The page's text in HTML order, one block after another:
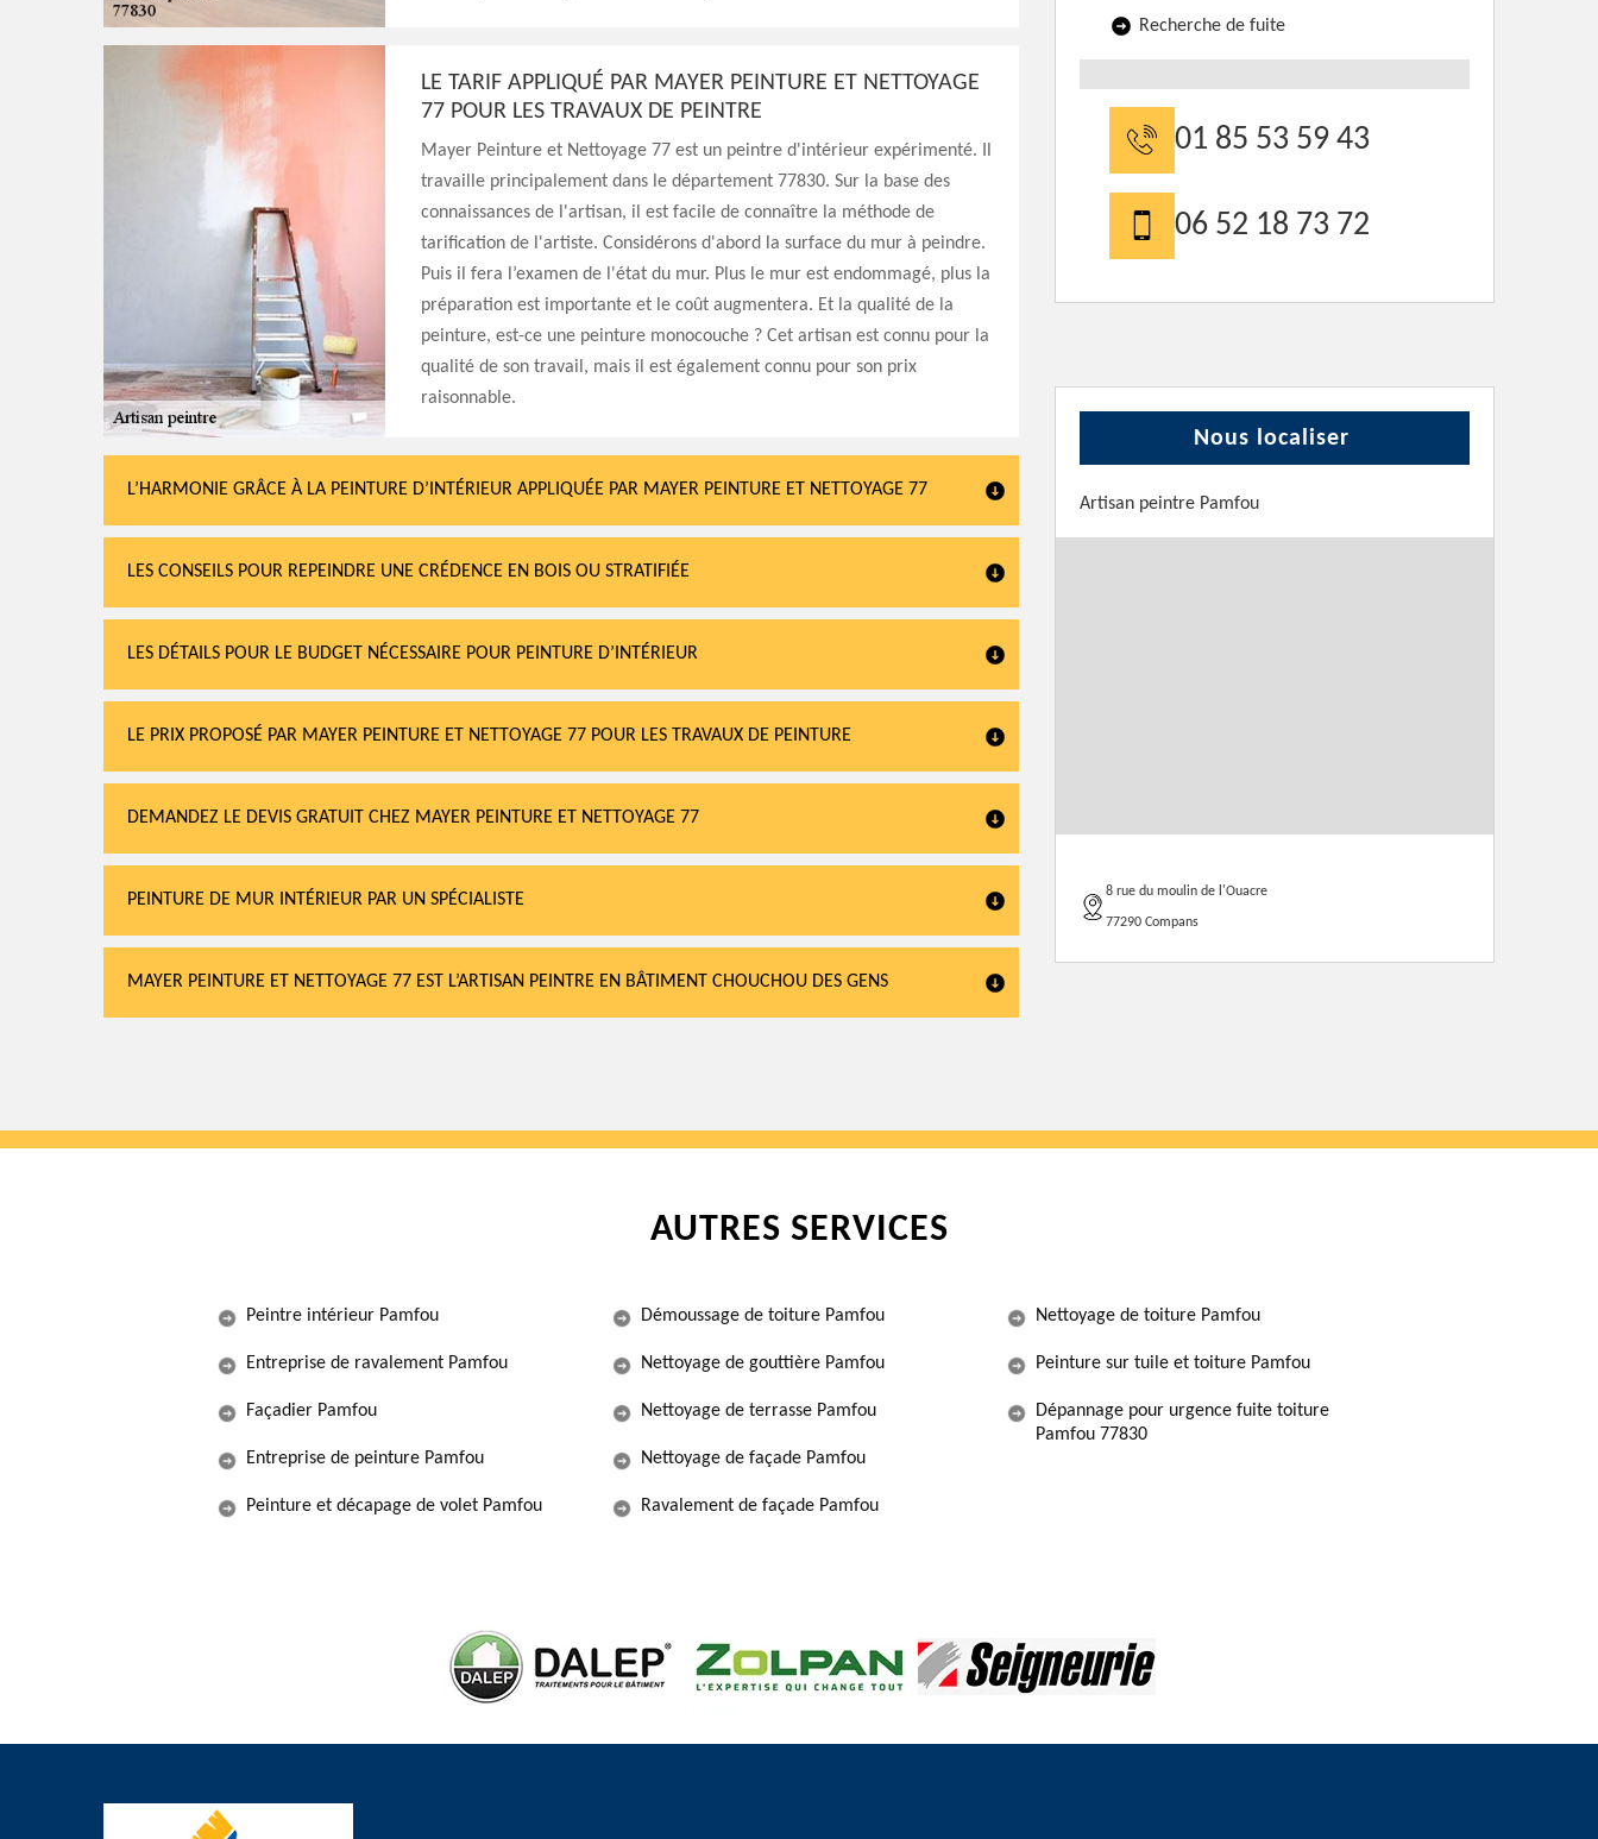
LE TARIF APPLIQUÉ PAR MAYER PEINTURE ET NETTOYAGE
77 POUR LES TRAVAUX DE PEINTRE
Mayer Peinture et Nettoyage 77 est un peintre d'intérieur expérimenté. Il
travaille principalement dans le département 77830. Sur la base des
connaissances de l'artisan, il est facile de connaître la méthode de
tarification de l'artiste. Considérons d'abord la surface du mur à peindre.
Puis il fera l’examen de l'état du mur. Plus le mur est endommagé, plus la
préparation est importante et le coût augmentera. Et la qualité de la
peinture, est-ce une peinture monocouche ? Cet artisan est connu pour la
qualité de son travail, mais il est également connu pour son prix
raisonnable.
L’HARMONIE GRÂCE À LA PEINTURE D’INTÉRIEUR APPLIQUÉE PAR MAYER PEINTURE ET NETTOYAGE 77
LES CONSEILS POUR REPEINDRE UNE CRÉDENCE EN BOIS OU STRATIFIÉE
LES DÉTAILS POUR LE BUDGET NÉCESSAIRE POUR PEINTURE D’INTÉRIEUR
LE PRIX PROPOSÉ PAR MAYER PEINTURE ET NETTOYAGE 77 POUR LES TRAVAUX DE PEINTURE
DEMANDEZ LE DEVIS GRATUIT CHEZ MAYER PEINTURE ET NETTOYAGE 77
PEINTURE DE MUR INTÉRIEUR PAR UN SPÉCIALISTE
MAYER PEINTURE ET NETTOYAGE 77 EST L’ARTISAN PEINTRE EN BÂTIMENT CHOUCHOU DES GENS
Recherche de fuite
01 85 53 59 43
06 52 18 73 72
Nous localiser
Artisan peintre Pamfou
8 rue du moulin de l'Ouacre
77290 Compans
AUTRES SERVICES
Peintre intérieur Pamfou
Entreprise de ravalement Pamfou
Façadier Pamfou
Entreprise de peinture Pamfou
Peinture et décapage de volet Pamfou
Démoussage de toiture Pamfou
Nettoyage de gouttière Pamfou
Nettoyage de terrasse Pamfou
Nettoyage de façade Pamfou
Ravalement de façade Pamfou
Nettoyage de toiture Pamfou
Peinture sur tuile et toiture Pamfou
Dépannage pour urgence fuite toiture
Pamfou 77830